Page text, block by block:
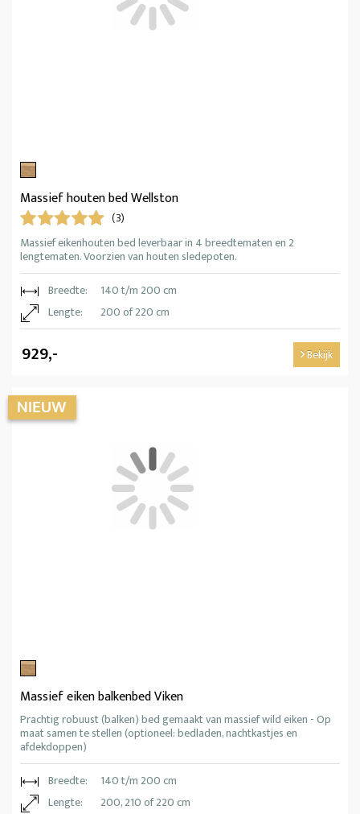
Massief houten bed Wellston
(3)
Massief eikenhouten bed leverbaar in 4 breedtematen en 2
lengtematen. Voorzien van houten sledepoten.
Breedte:
140 t/m 200 cm
Lengte:
200 of 220 cm
929,- Bekijk
Massief eiken balkenbed Viken
Prachtig robuust (balken) bed gemaakt van massief wild eiken - Op
maat samen te stellen (optioneel: bedladen, nachtkastjes en
afdekdoppen)
Breedte:
140 t/m 200 cm
Lengte:
200, 210 of 220 cm